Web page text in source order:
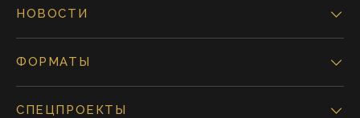
НОВОСТИ
ФОРМАТЫ
СПЕЦПРОЕКТЫ